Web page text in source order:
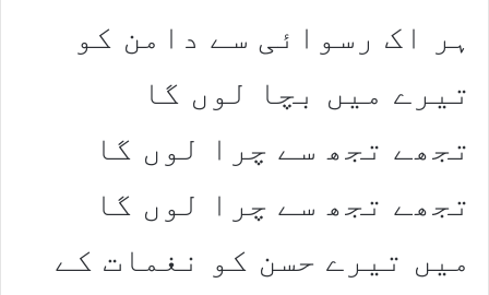
ہر اک رسوائی سے دامن کو
تیرے میں بچا لوں گا
تجھے تجھ سے چرا لوں گا
تجھے تجھ سے چرا لوں گا
میں تیرے حسن کو نغمات کے